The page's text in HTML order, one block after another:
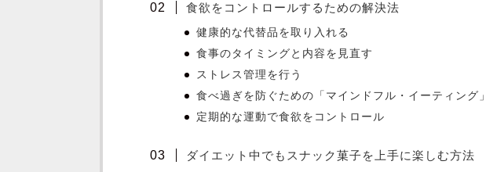
食欲をコントロールするための解決法
健康的な代替品を取り入れる
食事のタイミングと内容を見直す
ストレス管理を行う
食べ過ぎを防ぐための「マインドフル・イーティング」
定期的な運動で食欲をコントロール
ダイエット中でもスナック菓子を上手に楽しむ方法